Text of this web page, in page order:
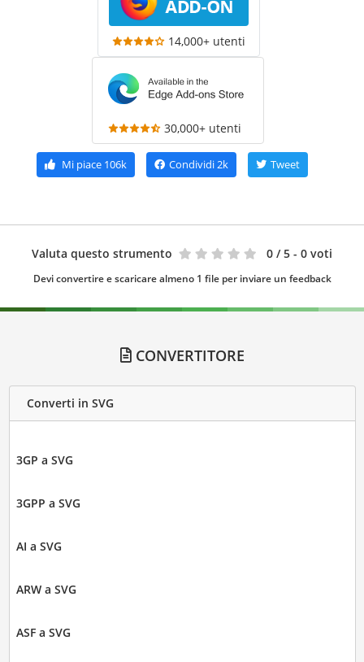
14,000+ utenti
30,000+ utenti
Mi piace 106k Condividi2k Tweet
Valuta questo strumento 0 / 5 - 0 voti
Devi convertire e scaricare almeno 1 file per inviare un feedback
CONVERTITORE
Converti in SVG
3GP a SVG
3GPP a SVG
AI a SVG
ARW a SVG
ASF a SVG